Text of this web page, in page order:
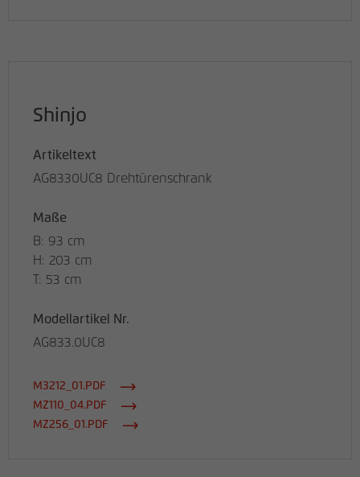
Shinjo
Artikeltext
AG8330UC8 Drehtürenschrank
Maße
B: 93 cm
H: 203 cm
T: 53 cm
Modellartikel Nr.
AG833.0UC8
M3212_01.PDF
MZ110_04.PDF
MZ256_01.PDF